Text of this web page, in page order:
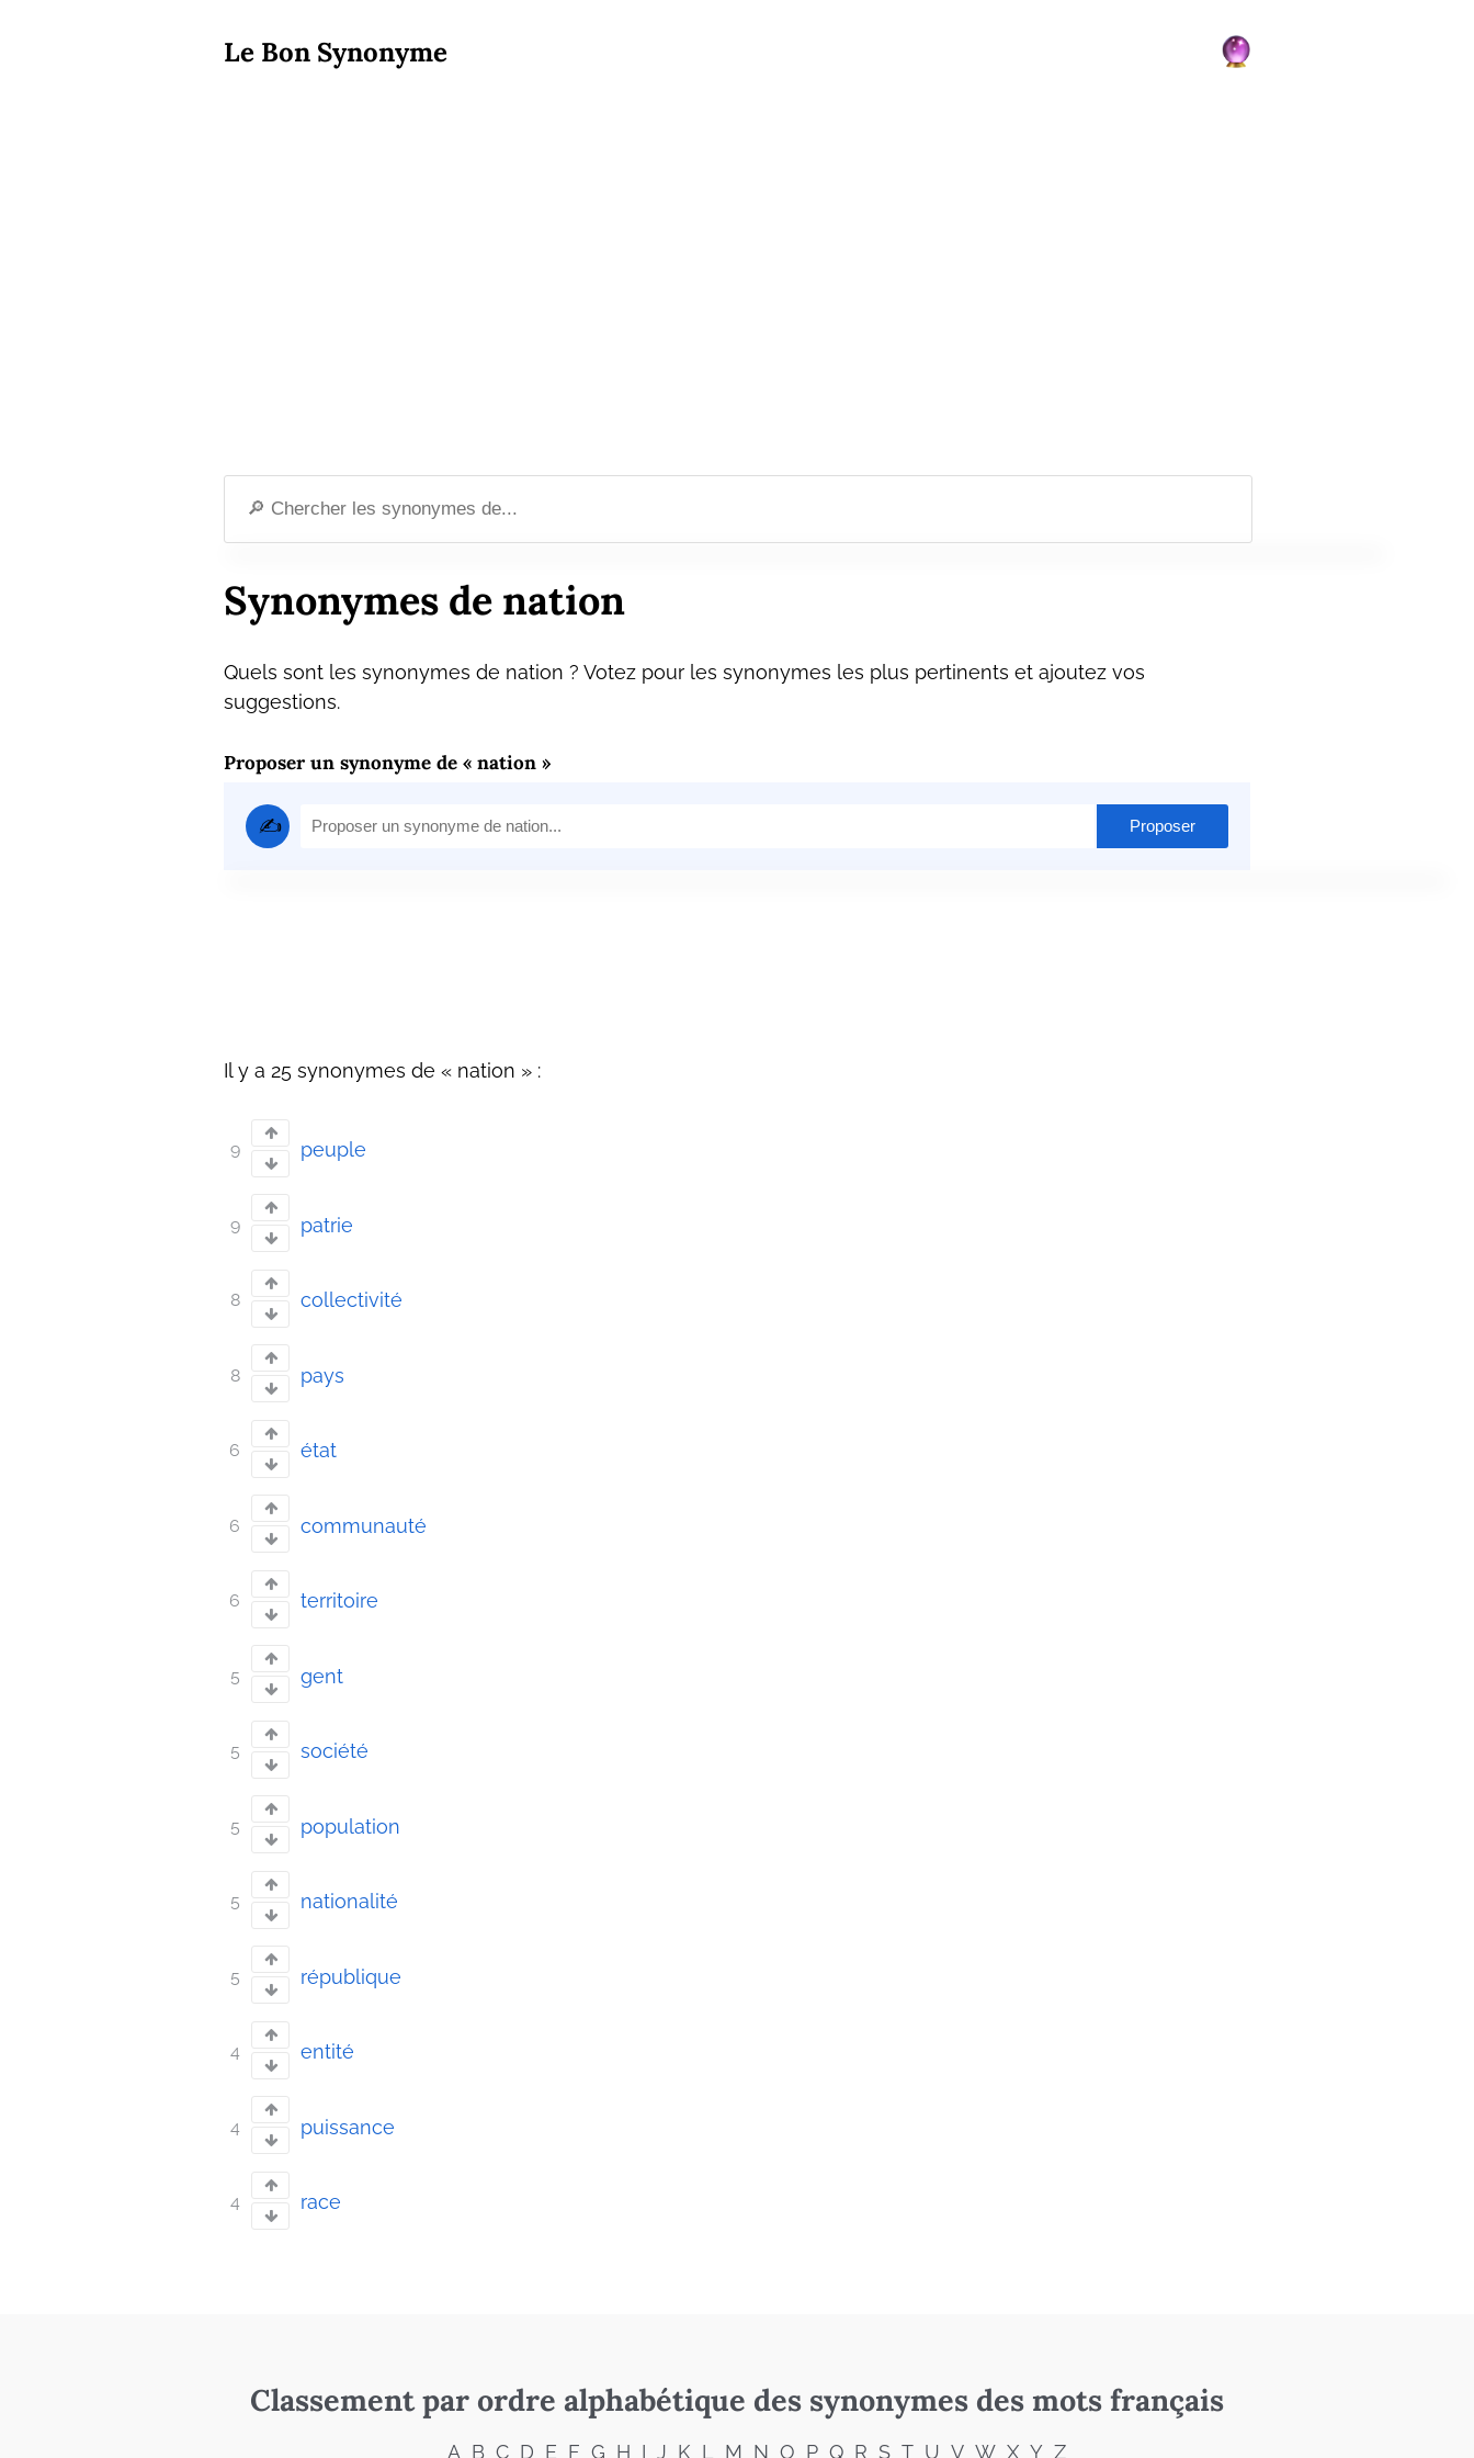
Le Bon Synonyme
Synonymes de nation
Quels sont les synonymes de nation ? Votez pour les synonymes les plus pertinents et ajoutez vos
suggestions.
Proposer un synonyme de « nation »
✍️
Il y a 25 synonymes de « nation » :
9 peuple
9 patrie
8 collectivité
8 pays
6 état
6 communauté
6 territoire
5 gent
5 société
5 population
5 nationalité
5 république
4 entité
4 puissance
4 race
Classement par ordre alphabétique des synonymes des mots français
A B C D E F G H I J K L M N O P Q R S T U V W X Y Z